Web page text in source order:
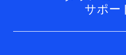
オアシスT/
航空宇宙
ウェビナー
お問い合わせ
会社ニュー
Oasys Suite
サポー